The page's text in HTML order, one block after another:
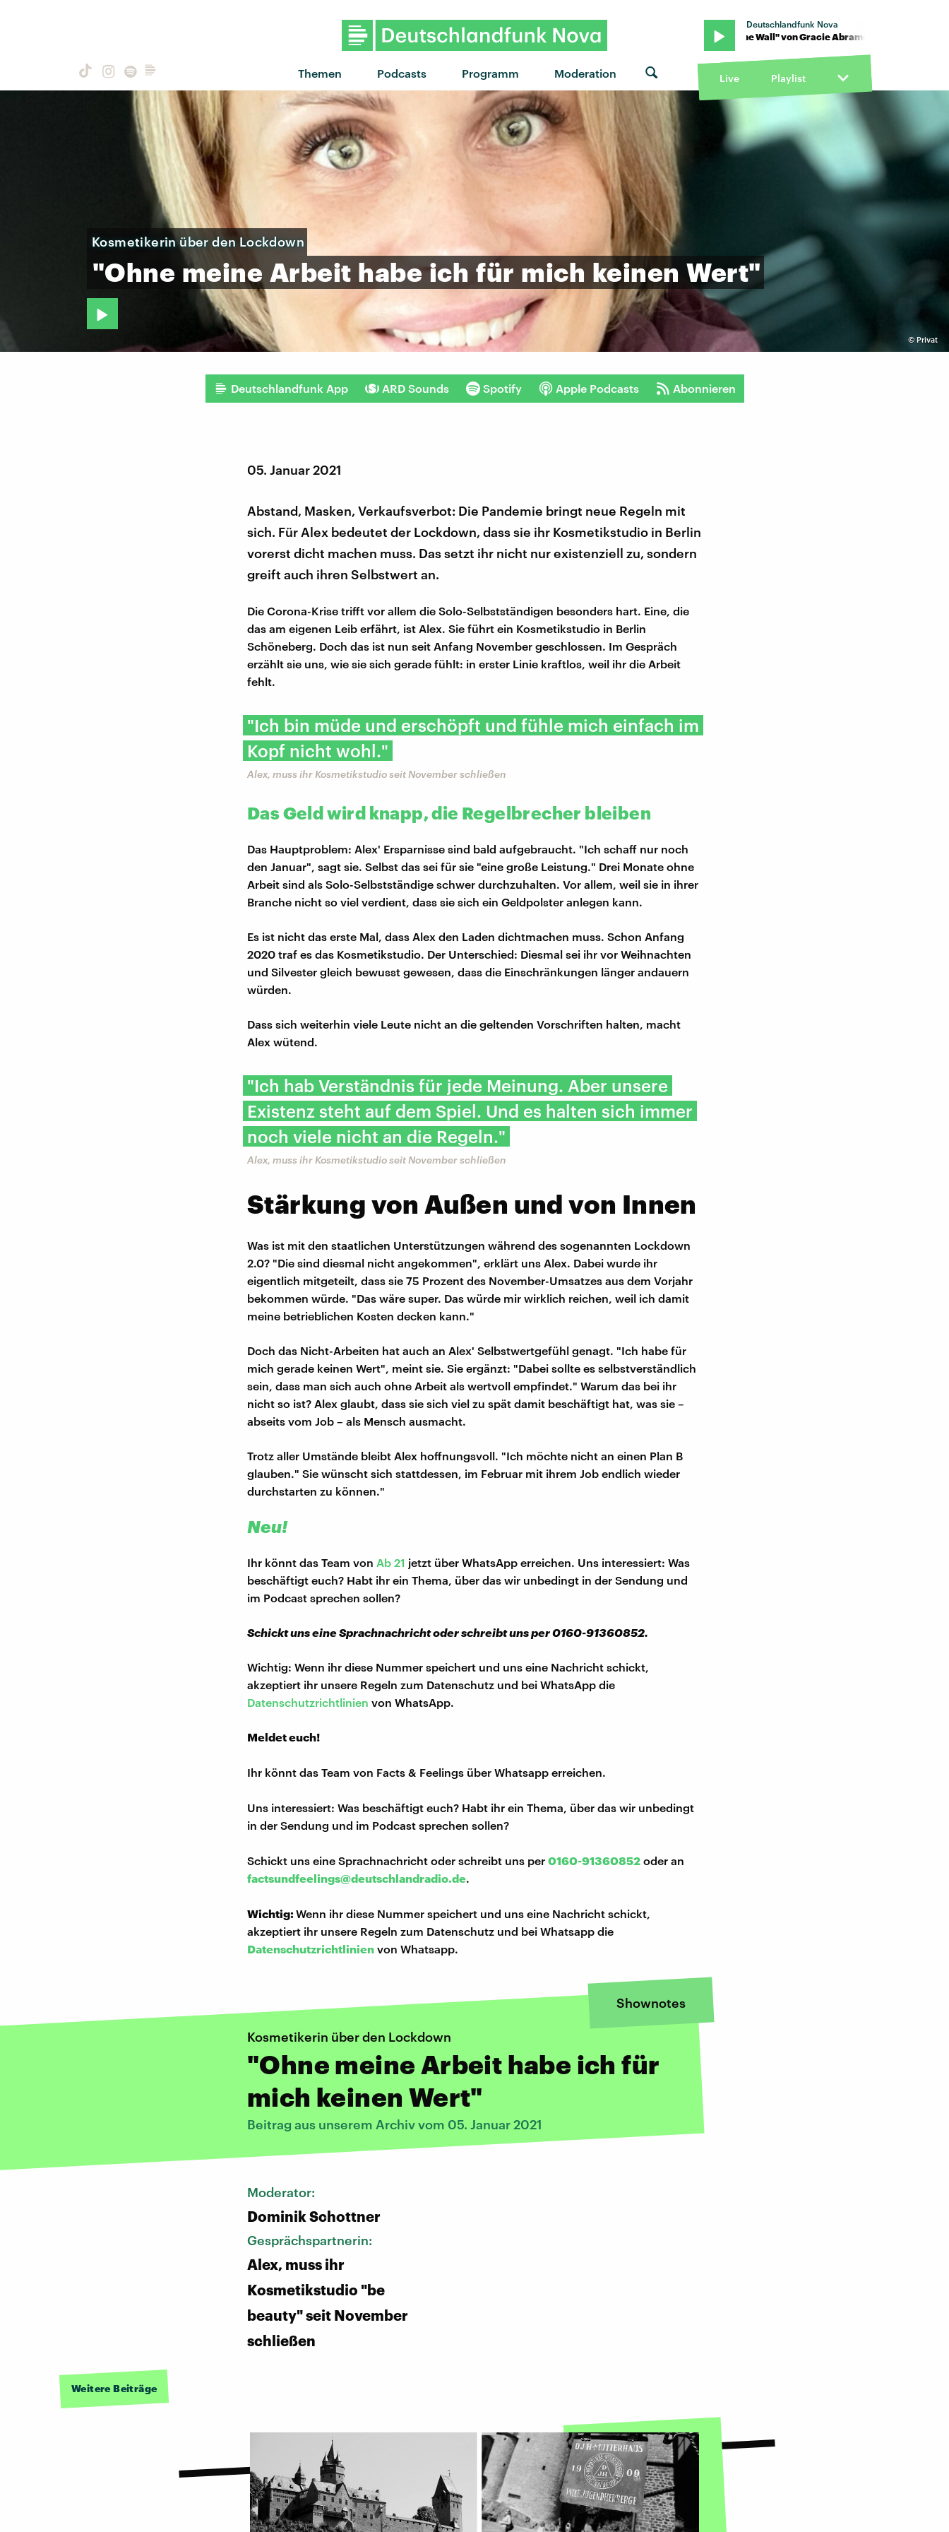
Themen Podcasts Programm Moderation
Deutschlandfunk Nova
"Hit the Wall" von Gracie Abrams · "Hit the Wall" von Gracie Abrams · "Hit the Wall" von Gracie
Live Playlist
© Privat
Kosmetikerin über den Lockdown
"Ohne meine Arbeit habe ich für mich keinen Wert"
Deutschlandfunk App ARD Sounds Spotify Apple Podcasts Abonnieren
05. Januar 2021
Abstand, Masken, Verkaufsverbot: Die Pandemie bringt neue Regeln mit
sich. Für Alex bedeutet der Lockdown, dass sie ihr Kosmetikstudio in Berlin
vorerst dicht machen muss. Das setzt ihr nicht nur existenziell zu, sondern
greift auch ihren Selbstwert an.
Die Corona-Krise trifft vor allem die Solo-Selbstständigen besonders hart. Eine, die
das am eigenen Leib erfährt, ist Alex. Sie führt ein Kosmetikstudio in Berlin
Schöneberg. Doch das ist nun seit Anfang November geschlossen. Im Gespräch
erzählt sie uns, wie sie sich gerade fühlt: in erster Linie kraftlos, weil ihr die Arbeit
fehlt.
"Ich bin müde und erschöpft und fühle mich einfach im
Kopf nicht wohl."
Alex, muss ihr Kosmetikstudio seit November schließen
Das Geld wird knapp, die Regelbrecher bleiben
Das Hauptproblem: Alex' Ersparnisse sind bald aufgebraucht. "Ich schaff nur noch
den Januar", sagt sie. Selbst das sei für sie "eine große Leistung." Drei Monate ohne
Arbeit sind als Solo-Selbstständige schwer durchzuhalten. Vor allem, weil sie in ihrer
Branche nicht so viel verdient, dass sie sich ein Geldpolster anlegen kann.
Es ist nicht das erste Mal, dass Alex den Laden dichtmachen muss. Schon Anfang
2020 traf es das Kosmetikstudio. Der Unterschied: Diesmal sei ihr vor Weihnachten
und Silvester gleich bewusst gewesen, dass die Einschränkungen länger andauern
würden.
Dass sich weiterhin viele Leute nicht an die geltenden Vorschriften halten, macht
Alex wütend.
"Ich hab Verständnis für jede Meinung. Aber unsere
Existenz steht auf dem Spiel. Und es halten sich immer
noch viele nicht an die Regeln."
Alex, muss ihr Kosmetikstudio seit November schließen
Stärkung von Außen und von Innen
Was ist mit den staatlichen Unterstützungen während des sogenannten Lockdown
2.0? "Die sind diesmal nicht angekommen", erklärt uns Alex. Dabei wurde ihr
eigentlich mitgeteilt, dass sie 75 Prozent des November-Umsatzes aus dem Vorjahr
bekommen würde. "Das wäre super. Das würde mir wirklich reichen, weil ich damit
meine betrieblichen Kosten decken kann."
Doch das Nicht-Arbeiten hat auch an Alex' Selbstwertgefühl genagt. "Ich habe für
mich gerade keinen Wert", meint sie. Sie ergänzt: "Dabei sollte es selbstverständlich
sein, dass man sich auch ohne Arbeit als wertvoll empfindet." Warum das bei ihr
nicht so ist? Alex glaubt, dass sie sich viel zu spät damit beschäftigt hat, was sie –
abseits vom Job – als Mensch ausmacht.
Trotz aller Umstände bleibt Alex hoffnungsvoll. "Ich möchte nicht an einen Plan B
glauben." Sie wünscht sich stattdessen, im Februar mit ihrem Job endlich wieder
durchstarten zu können."
Neu!
Ihr könnt das Team von Ab 21 jetzt über WhatsApp erreichen. Uns interessiert: Was
beschäftigt euch? Habt ihr ein Thema, über das wir unbedingt in der Sendung und
im Podcast sprechen sollen?
Schickt uns eine Sprachnachricht oder schreibt uns per 0160-91360852.
Wichtig: Wenn ihr diese Nummer speichert und uns eine Nachricht schickt,
akzeptiert ihr unsere Regeln zum Datenschutz und bei WhatsApp die
Datenschutzrichtlinien von WhatsApp.
Meldet euch!
Ihr könnt das Team von Facts & Feelings über Whatsapp erreichen.
Uns interessiert: Was beschäftigt euch? Habt ihr ein Thema, über das wir unbedingt
in der Sendung und im Podcast sprechen sollen?
Schickt uns eine Sprachnachricht oder schreibt uns per 0160-91360852 oder an
factsundfeelings@deutschlandradio.de.
Wichtig:Wenn ihr diese Nummer speichert und uns eine Nachricht schickt,
akzeptiert ihr unsere Regeln zum Datenschutz und bei Whatsapp die
Datenschutzrichtlinien von Whatsapp.
Shownotes
Kosmetikerin über den Lockdown
"Ohne meine Arbeit habe ich für
mich keinen Wert"
Beitrag aus unserem Archiv vom 05. Januar 2021
Moderator:
Dominik Schottner
Gesprächspartnerin:
Alex, muss ihr
Kosmetikstudio "be
beauty" seit November
schließen
Weitere Beiträge